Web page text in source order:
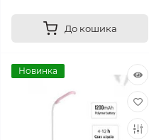
До кошика
Новинка